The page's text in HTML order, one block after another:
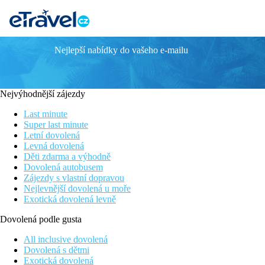
Alua Suites Las Rocas
Animační programy
Výjimečná poloha hotelu s nezapomenutelnými výhledy
Komfortní služby all inclusive
Bohatá nabídka fakultativních výletů
Poloha
Hotel se nachází na klidném místě v oblíbeném rekreačním
Letiště se nachází přibližně 60 km od hotelu. Tento hotel je
Vybavení
dětský klub
dětské hřiště
Wi-Fi
klimatizace
úschovna zavazadel
turistická kancelář
Nejlepší nabídky do vašeho e-mailu
Nejvýhodnější zájezdy
Last minute
Super last minute
Letní dovolená
Levná dovolená
Děti zdarma a výhodně
Dovolená autobusem
Zájezdy s vlastní dopravou
Nejlevnější dovolená u moře
Exotická dovolená levně
Dovolená podle gusta
All inclusive dovolená
Dovolená s dětmi
Exotická dovolená